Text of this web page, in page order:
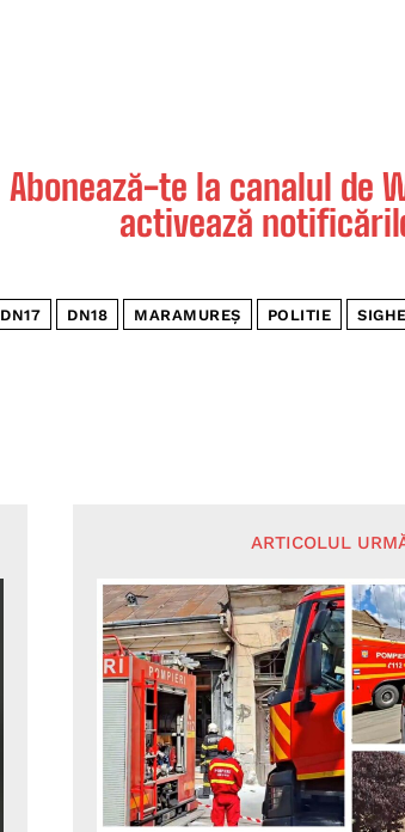
Abonează-te la canalul de
activează
DN17 DN18 MARAMUREȘ POLITIE
ARTICOLUL